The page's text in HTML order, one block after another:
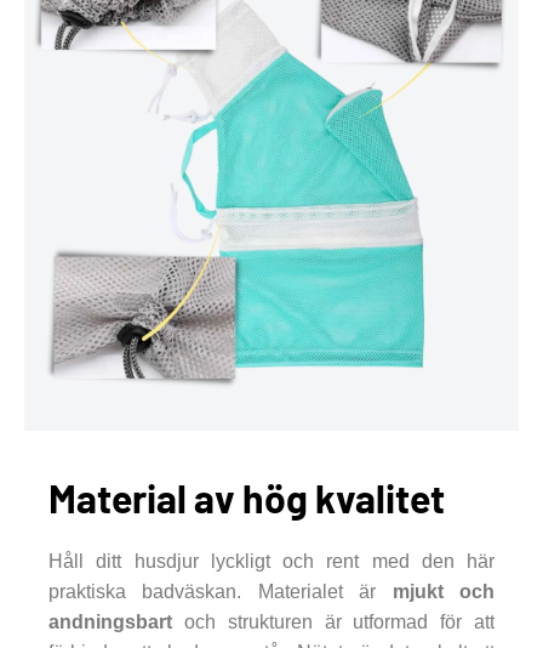
Material av hög kvalitet
Håll ditt husdjur lyckligt och rent med den här
praktiska badväskan. Materialet är mjukt och
andningsbart och strukturen är utformad för att